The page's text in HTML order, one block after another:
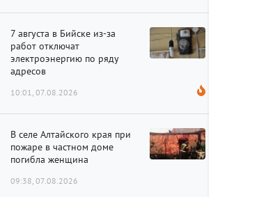
7 августа в Бийске из-за
работ отключат
электроэнергию по ряду
адресов
10:01, 07.08.2026
В селе Алтайского края при
пожаре в частном доме
погибла женщина
09:38, 07.08.2026